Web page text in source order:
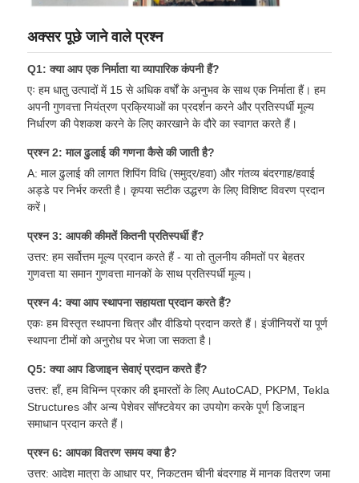
अक्सर पूछे जाने वाले प्रश्न
Q1: क्या आप एक निर्माता या व्यापारिक कंपनी हैं?
एः हम धातु उत्पादों में 15 से अधिक वर्षों के अनुभव के साथ एक निर्माता हैं। हम
अपनी गुणवत्ता नियंत्रण प्रक्रियाओं का प्रदर्शन करने और प्रतिस्पर्धी मूल्य
निर्धारण की पेशकश करने के लिए कारखाने के दौरे का स्वागत करते हैं।
प्रश्न 2: माल ढुलाई की गणना कैसे की जाती है?
A: माल ढुलाई की लागत शिपिंग विधि (समुद्र/हवा) और गंतव्य बंदरगाह/हवाई
अड्डे पर निर्भर करती है। कृपया सटीक उद्धरण के लिए विशिष्ट विवरण प्रदान
करें।
प्रश्न 3: आपकी कीमतें कितनी प्रतिस्पर्धी हैं?
उत्तर: हम सर्वोत्तम मूल्य प्रदान करते हैं - या तो तुलनीय कीमतों पर बेहतर
गुणवत्ता या समान गुणवत्ता मानकों के साथ प्रतिस्पर्धी मूल्य।
प्रश्न 4: क्या आप स्थापना सहायता प्रदान करते हैं?
एकः हम विस्तृत स्थापना चित्र और वीडियो प्रदान करते हैं। इंजीनियरों या पूर्ण
स्थापना टीमों को अनुरोध पर भेजा जा सकता है।
Q5: क्या आप डिजाइन सेवाएं प्रदान करते हैं?
उत्तर: हाँ, हम विभिन्न प्रकार की इमारतों के लिए AutoCAD, PKPM, Tekla
Structures और अन्य पेशेवर सॉफ्टवेयर का उपयोग करके पूर्ण डिजाइन
समाधान प्रदान करते हैं।
प्रश्न 6: आपका वितरण समय क्या है?
उत्तर: आदेश मात्रा के आधार पर, निकटतम चीनी बंदरगाह में मानक वितरण जमा